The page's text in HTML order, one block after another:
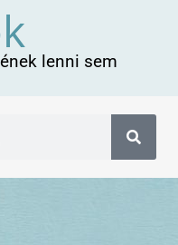
lenni sem